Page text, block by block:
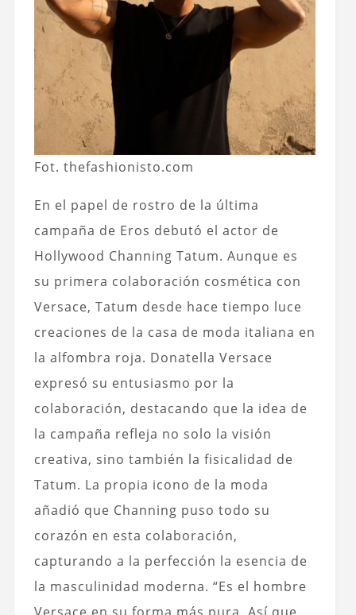
Fot. thefashionisto.com
En el papel de rostro de la última
campaña de Eros debutó el actor de
Hollywood Channing Tatum. Aunque es
su primera colaboración cosmética con
Versace, Tatum desde hace tiempo luce
creaciones de la casa de moda italiana en
la alfombra roja. Donatella Versace
expresó su entusiasmo por la
colaboración, destacando que la idea de
la campaña refleja no solo la visión
creativa, sino también la fisicalidad de
Tatum. La propia icono de la moda
añadió que Channing puso todo su
corazón en esta colaboración,
capturando a la perfección la esencia de
la masculinidad moderna. “Es el hombre